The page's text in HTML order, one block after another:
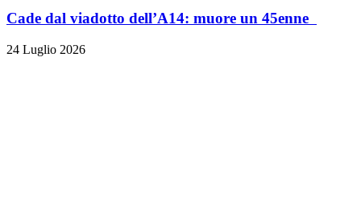
Cade dal viadotto dell’A14: muore un 45enne
24 Luglio 2026